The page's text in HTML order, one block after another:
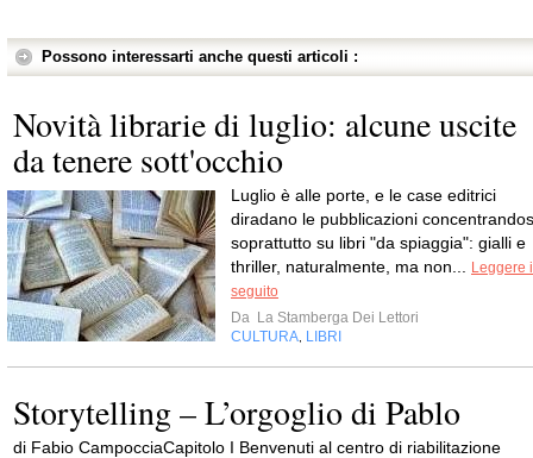
Possono interessarti anche questi articoli :
Novità librarie di luglio: alcune uscite
da tenere sott'occhio
Luglio è alle porte, e le case editrici
diradano le pubblicazioni
soprattutto su libri "da spiaggia": gialli e
thriller, naturalmente, ma non...
Leggere
seguito
Da La Stamberga Dei Lettori
CULTURA LIBRI
Storytelling – L’orgoglio di Pablo
di Fabio CampocciaCapitolo I Benvenuti al centro di riabilitazione